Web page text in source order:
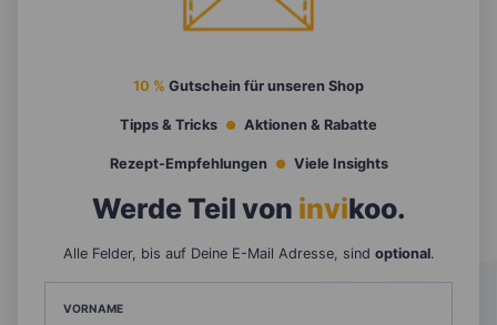
10 % Gutschein für unseren Shop
Tipps & Tricks Aktionen & Rabatte
Rezept-Empfehlungen Viele Insights
Werde Teil von invikoo.
Alle Felder, bis auf Deine E-Mail Adresse, sind optional.
VORNAME